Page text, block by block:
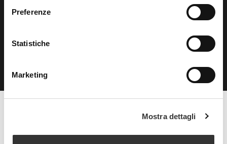
Preferenze
Statistiche
Marketing
Mostra dettagli
NEWSLETTER